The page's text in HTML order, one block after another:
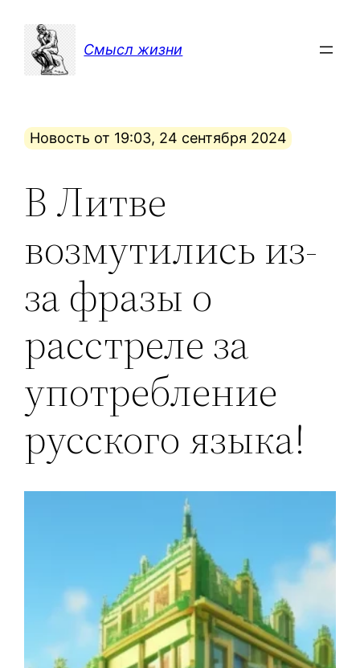
содержимому
Смысл жизни
Новость от 19:03, 24 сентября 2024
В Литве
возмутились из-
за фразы о
расстреле за
употребление
русского языка!